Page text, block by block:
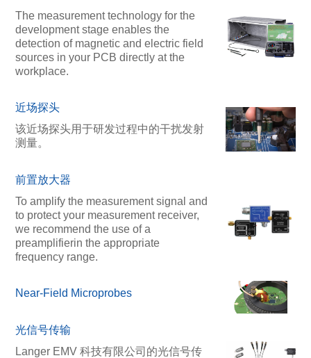
The measurement technology for the
development stage enables the
detection of magnetic and electric field
sources in your PCB directly at the
workplace.
近场探头
该近场探头用于研发过程中的干扰发射
测量。
前置放大器
To amplify the measurement signal and
to protect your measurement receiver,
we recommend the use of a
preamplifierin the appropriate
frequency range.
Near-Field Microprobes
光信号传输
Langer EMV 科技有限公司的光信号传